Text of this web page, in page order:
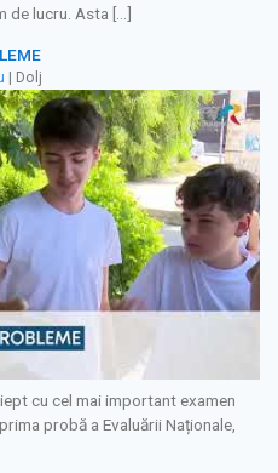
de lucru. Asta […]
| Dolj
cu cel mai important examen
probă a Evaluării Naționale,